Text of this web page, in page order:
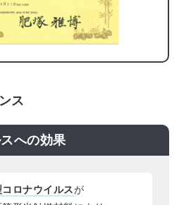
ス
への効果
コロナウイルスが